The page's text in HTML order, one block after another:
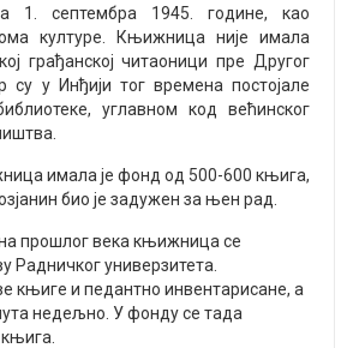
1. септембра 1945. године, као
културе. Књижница није имала
грађанској читаоници пре Другог
су у Инђији тог времена постојале
углавном код већинског
имала је фонд од 500-600 књига,
био је задужен за њен рад.
прошлог века књижница се
Радничког универзитета.
књиге и педантно инвентарисане, а
недељно. У фонду се тада